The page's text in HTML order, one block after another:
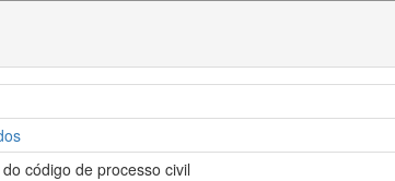
código de processo civil